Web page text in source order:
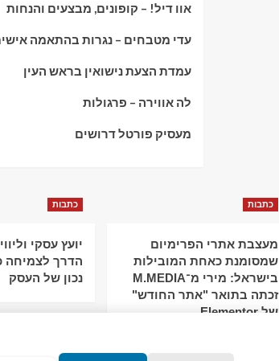
אוו דיל! – קופונים, מבצעים והנחות
עדי מטבחים – נגרות בהתאמה
עמדת הצעת נישואין בראש העין
לה אווירה – פרגולות
מעסיק פורטל דרושים
כתבות
מעצבת אתרי הפרימיום
שמסומנת כאחת המובילות
בישראל: מירי מ־M.MEDIA
זכתה בתואר "אתר החודש"
של Elementor
כתבות
יועץ עסקי
הדרך לצמיחה
נכון של העסק